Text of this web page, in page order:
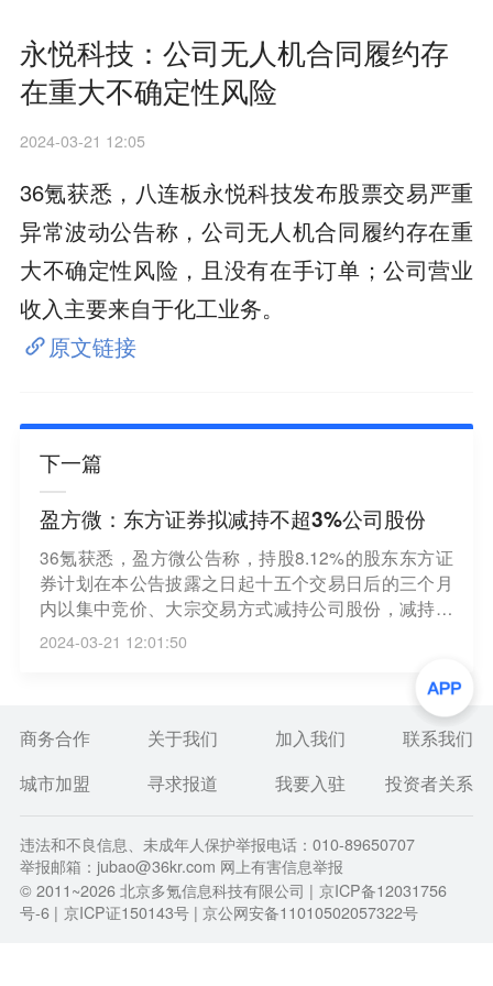
永悦科技：公司无人机合同履约存
在重大不确定性风险
2024-03-21 12:05
36氪获悉，八连板永悦科技发布股票交易严重
异常波动公告称，公司无人机合同履约存在重
大不确定性风险，且没有在手订单；公司营业
收入主要来自于化工业务。
原文链接
下一篇
盈方微：东方证券拟减持不超3%公司股份
36氪获悉，盈方微公告称，持股8.12%的股东东方证
券计划在本公告披露之日起十五个交易日后的三个月
内以集中竞价、大宗交易方式减持公司股份，减持股
份数量上限不超过公司总股本的3%。
2024-03-21 12:01:50
商务合作 关于我们 加入我们
联系我们
城市加盟
寻求报道 我要入驻 投资者关系
违法和不良信息、未成年人保护举报电话：010-89650707
举报邮箱：jubao@36kr.com 网上有害信息举报
© 2011~2026北京多氪信息科技有限公司 | 京ICP备12031756
号-6 | 京ICP证150143号 | 京公网安备11010502057322号